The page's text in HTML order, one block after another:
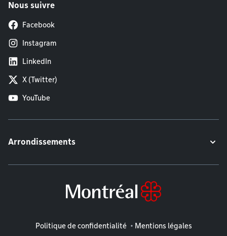
Nous suivre
Facebook
Instagram
LinkedIn
X (Twitter)
YouTube
Arrondissements
Mentions légales
Politique de confidentialité Mentions légales